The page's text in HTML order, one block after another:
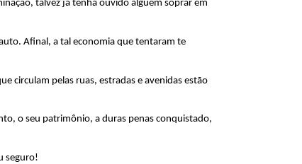
talvez já tenha ouvido alguém soprar em
Afinal, a tal economia que tentaram te
circulam pelas ruas, estradas e avenidas estão
o seu patrimônio, a duras penas conquistado,
seguro!